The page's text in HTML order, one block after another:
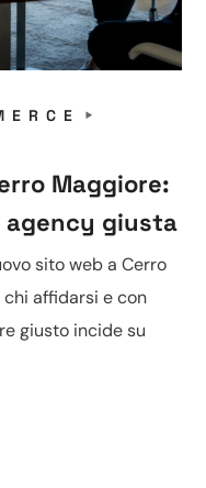
Maggiore:
agency giusta
sito web a Cerro
chi affidarsi e con
giusto incide su